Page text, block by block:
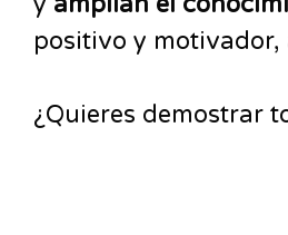
positivo y
¿Quieres demostrar